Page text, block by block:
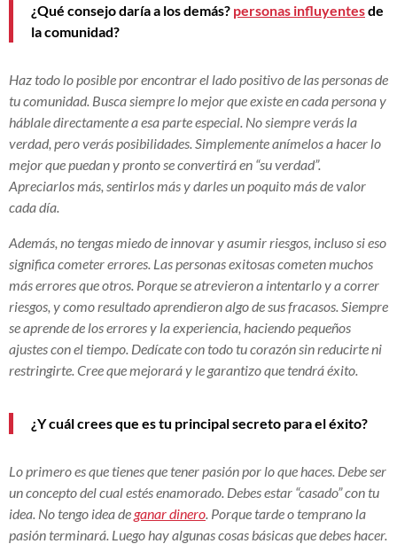
¿Qué consejo daría a los demás? personas influyentesde
la comunidad?
Haz todo lo posible por encontrar el lado positivo de las personas de
tu comunidad. Busca siempre lo mejor que existe en cada persona y
háblale directamente a esa parte especial. No siempre verás la
verdad, pero verás posibilidades. Simplemente anímelos a hacer lo
mejor que puedan y pronto se convertirá en “su verdad”.
Apreciarlos más, sentirlos más y darles un poquito más de valor
cada día.
Además, no tengas miedo de innovar y asumir riesgos, incluso si eso
significa cometer errores. Las personas exitosas cometen muchos
más errores que otros. Porque se atrevieron a intentarlo y a correr
riesgos, y como resultado aprendieron algo de sus fracasos. Siempre
se aprende de los errores y la experiencia, haciendo pequeños
ajustes con el tiempo. Dedícate con todo tu corazón sin reducirte ni
restringirte. Cree que mejorará y le garantizo que tendrá éxito.
¿Y cuál crees que es tu principal secreto para el éxito?
Lo primero es que tienes que tener pasión por lo que haces. Debe ser
un concepto del cual estés enamorado. Debes estar “casado” con tu
idea. No tengo idea de ganar dinero . Porque tarde o temprano la
pasión terminará. Luego hay algunas cosas básicas que debes hacer.